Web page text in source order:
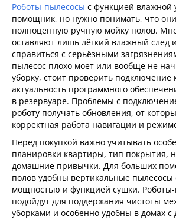
Роботы-пылесосы с функцией
помощник, но нужно понимать, что
полноценную ручную мойку полов.
оставляют лишь лёгкий влажный след
справиться с серьёзными
пылесос плохо моет или вообще не
уборку, стоит проверить подключение
актуальность программного
в резервуаре. Проблемы с
роботу получать обновления, от
корректная работа навигации и
Перед покупкой важно учитывать
планировки квартиры, тип покрытия,
домашние привычки. Для больших
полов удобны вертикальные пылесосы
мощностью и функцией сушки.
подойдут для поддержания чистоты
уборками и особенно удобны в домах